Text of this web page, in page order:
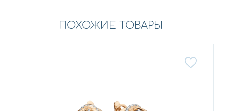
ПОХОЖИЕ ТОВАРЫ